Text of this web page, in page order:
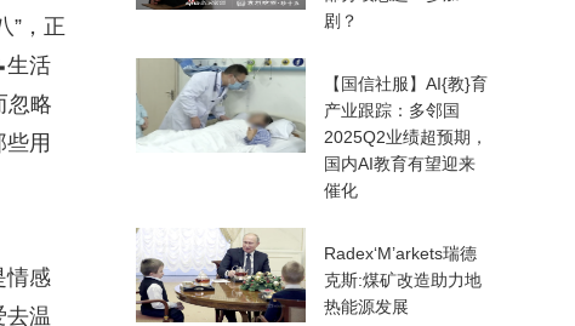
”，正
生活
忽略
用
情感
去温
剧？
【国信社服】AI{教}育
产业跟踪：多邻国
2025Q2业绩超预期，
国内AI教育有望迎来
催化
Radex‘M’arkets瑞德
克斯:煤矿改造助力地
热能源发展